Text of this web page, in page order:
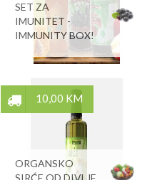
SET ZA
IMUNITET -
IMMUNITY BOX!
10,00 KM
ORGANSKO